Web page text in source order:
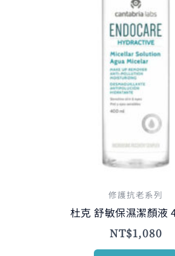
修護抗老系列
杜克 舒敏保濕潔顏液
NT$1,080